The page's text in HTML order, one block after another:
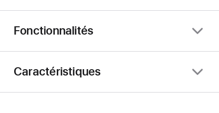
Fonctionnalités
Caractéristiques